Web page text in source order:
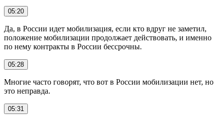
05:20
Да, в России идет мобилизация, если кто вдруг не заметил,
положение мобилизации продолжает действовать, и именно
по нему контракты в России бессрочны.
05:28
Многие часто говорят, что вот в России мобилизации нет, но
это неправда.
05:31